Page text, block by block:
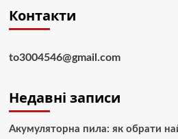
Контакти
to3004546@gmail.com
Недавні записи
Акумуляторна пила: як обрати